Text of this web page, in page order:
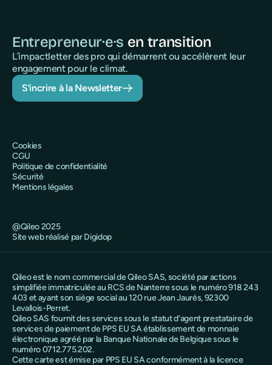
Entrepreneur·e·s en transition
L’impactletter des pro qui démarrent ou accélèrent leur
engagement pour le climat.
S’incrire à la Newsletter
@Qileo 2025
Site web réalisé par Digidop
Cookies
CGU
Politique de confidentialité
Sécurité
Mentions légales
Qileo est le nom commercial de Qileo SAS, société par actions
simplifiée immatriculée au RCS de Nanterre sous le numéro 918 243
403 et ayant son siège social au 120 rue Jean Jaurès, 92300
Levallois-Perret.
Qileo SAS fournit des services sous le statut d’agent prestataire de
services de paiement de PPS EU SA établissement de monnaie
électronique agréé par la Banque Nationale de Belgique sous le
numéro 0712.775.202.
Cette carte est émise par PPS EU SA conformément à la licence